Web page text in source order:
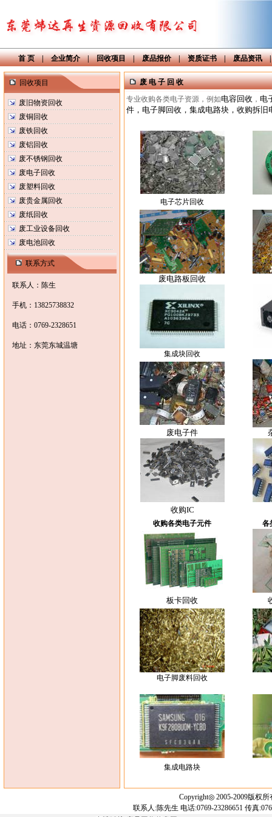
首 页|企业简介|回收项目|废品报价|资质证书|废品资讯
回收项目
废旧物资回收
废铜回收
废铁回收
废铝回收
废不锈钢回收
废电子回收
废塑料回收
废贵金属回收
废纸回收
废工业设备回收
废电池回收
联系方式
联系人：陈生
手机：13825738832
电话：0769-2328651
地址：东莞东城温塘
废 电 子 回 收
专业收购各类电子资源，例如电容回收 ， 电
件，电子脚回收，集成电路块，收购拆旧
电子芯片回收
废电路板回收
集成块回收
废电子件
收购IC
收购各类电子元件 各
板卡回收
电子脚废料回收
集成电路块
Copyright◎ 2005-2009版权
联系人:陈先生 电话:0769-23286651 传真